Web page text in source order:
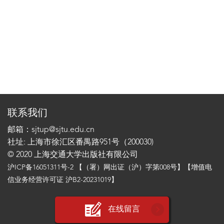
联系我们
邮箱：sjtup@sjtu.edu.cn
社址: 上海市徐汇区番禺路951号（200030)
© 2020 上海交通大学出版社有限公司
沪ICP备16051311号-2 【（署）网出证（沪）字第008号】【增值电
信业务经营许可证 沪B2-20231019】
在线留言